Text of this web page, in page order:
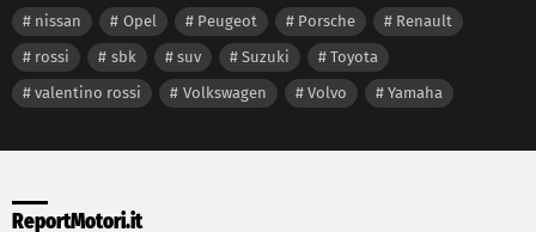
nissan
Opel Peugeot Porsche
Renault
rossi
sbk suv Suzuki
Toyota
valentino rossi
Volkswagen Volvo Yamaha
ReportMotori.it